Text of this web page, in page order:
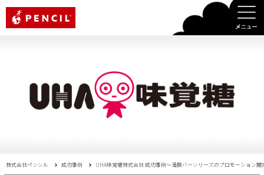
株式会社ペンシル 成功事例 UHA味覚糖株式会社 成功事例〜満腹バーシリーズのプロモーション